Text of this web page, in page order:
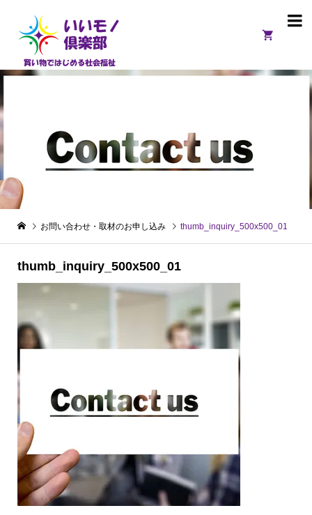

お問い合わせ・取材のお申し込み thumb_inquiry_500x500_01
thumb_inquiry_500x500_01